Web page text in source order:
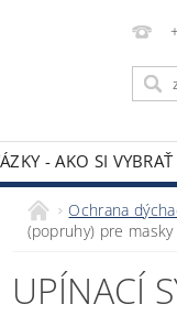
- AKO SI VYBRAŤ
Ochrana
(popruhy) pre
UPÍNACÍ